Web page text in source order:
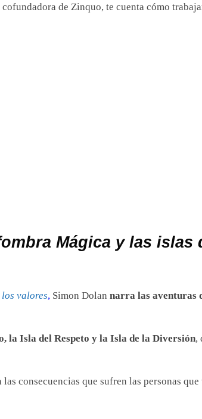
de Zinquo, te cuenta cómo
Mágica y las islas
valores,Simon Dolan narra las aventuras
la Isla del Respeto y la Isla de la Diversión,
las consecuencias que sufren las personas